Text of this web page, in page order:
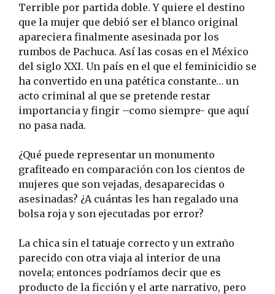
Terrible por partida doble. Y quiere el destino
que la mujer que debió ser el blanco original
apareciera finalmente asesinada por los
rumbos de Pachuca. Así las cosas en el México
del siglo XXI. Un país en el que el feminicidio se
ha convertido en una patética constante… un
acto criminal al que se pretende restar
importancia y fingir –como siempre- que aquí
no pasa nada.
¿Qué puede representar un monumento
grafiteado en comparación con los cientos de
mujeres que son vejadas, desaparecidas o
asesinadas? ¿A cuántas les han regalado una
bolsa roja y son ejecutadas por error?
La chica sin el tatuaje correcto y un extraño
parecido con otra viaja al interior de una
novela; entonces podríamos decir que es
producto de la ficción y el arte narrativo, pero